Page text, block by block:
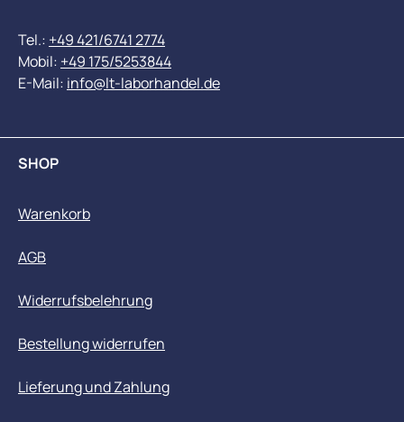
Tel.: +49 421/6741 2774
Mobil: +49 175/5253844
E-Mail: info@lt-laborhandel.de
SHOP
Warenkorb
AGB
Widerrufsbelehrung
Bestellung widerrufen
Lieferung und Zahlung